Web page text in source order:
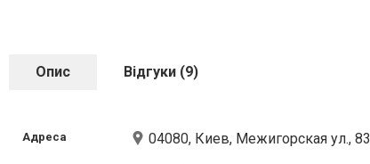
Опис Відгуки (9)
Адреса 04080, Киев, Межигорская ул., 83